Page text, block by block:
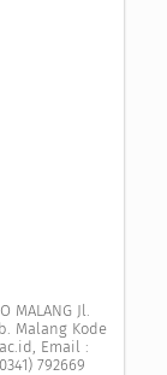
MALANG Jl.
Malang Kode
Email :
792669